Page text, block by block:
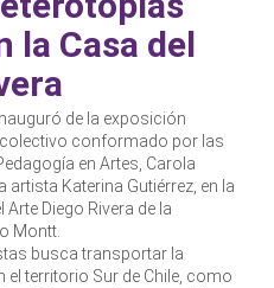
la Casa del
de la exposición
colectivo conformado por las
en Artes, Carola
artista Katerina Gutiérrez, en la
Diego Rivera de la
Montt.
busca transportar la
el territorio Sur de Chile, como